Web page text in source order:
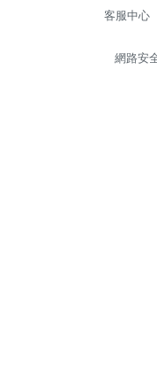
客服中心
網路安